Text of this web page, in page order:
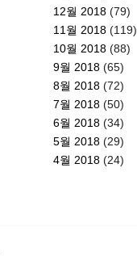
12월 2018 (79)
11월 2018 (119)
10월 2018 (88)
9월 2018 (65)
8월 2018 (72)
7월 2018 (50)
6월 2018 (34)
5월 2018 (29)
4월 2018 (24)